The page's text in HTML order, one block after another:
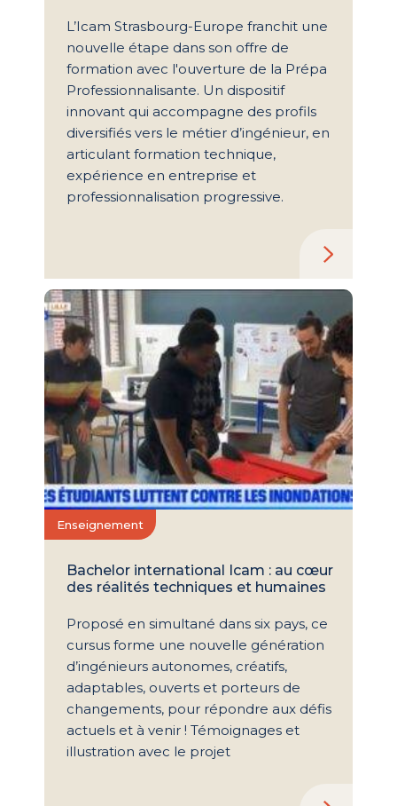
L’Icam Strasbourg-Europe franchit une
nouvelle étape dans son offre de
formation avec l'ouverture de la Prépa
Professionnalisante. Un dispositif
innovant qui accompagne des profils
diversifiés vers le métier d’ingénieur, en
articulant formation technique,
expérience en entreprise et
professionnalisation progressive.
Enseignement
Bachelor international Icam : au cœur
des réalités techniques et humaines
Proposé en simultané dans six pays, ce
cursus forme une nouvelle génération
d’ingénieurs autonomes, créatifs,
adaptables, ouverts et porteurs de
changements, pour répondre aux défis
actuels et à venir ! Témoignages et
illustration avec le projet